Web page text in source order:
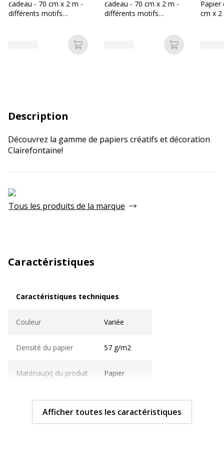
cadeau - 70 cm x 2 m -
différents motifs
Ajouter au panier
cadeau - 70 cm x 2 m -
différents motifs
Ajouter au
Papier
cm x 2
Description
Découvrez la gamme de papiers créatifs et décoration
Clairefontaine!
Tous les produits de la marque
Caractéristiques
Caractéristiques techniques
Couleur Variée
Densité du papier 57 g/m2
Matériau(x) du produit Papier
Taille du produit 70 cm x 2 m
Caractéristiques générales
Afficher toutes les caractéristiques